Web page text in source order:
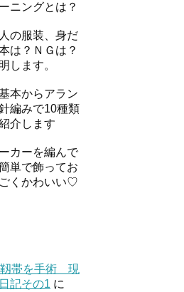
ニングとは？
の服装、身だ
は？ＮＧは？
します。
本からアラン
編みで10種類
介します
カーを編んで
単で飾ってお
くかわいい♡
靱帯を手術 現
記その1 に